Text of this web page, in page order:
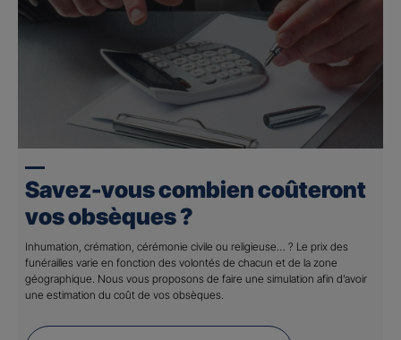
Savez-vous combien coûteront
vos obsèques ?
Inhumation, crémation, cérémonie civile ou religieuse… ? Le prix des
funérailles varie en fonction des volontés de chacun et de la zone
géographique. Nous vous proposons de faire une simulation afin d’avoir
une estimation du coût de vos obsèques.